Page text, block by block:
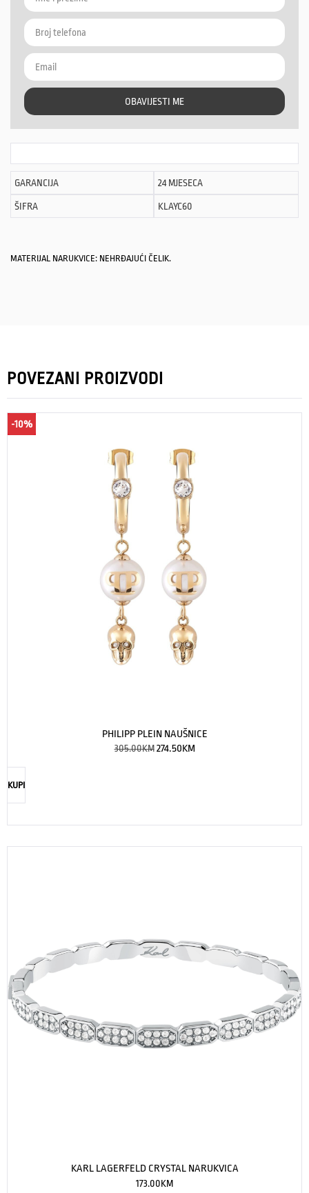
OBAVIJESTI ME
GARANCIJA 24 MJESECA
ŠIFRA KLAYC60
MATERIJAL NARUKVICE: NEHRĐAJUĆI ČELIK.
POVEZANI PROIZVODI
-10%
PHILIPP PLEIN NAUŠNICE
305.00KM 274.50KM
KUPI
KARL LAGERFELD CRYSTAL NARUKVICA
173.00KM